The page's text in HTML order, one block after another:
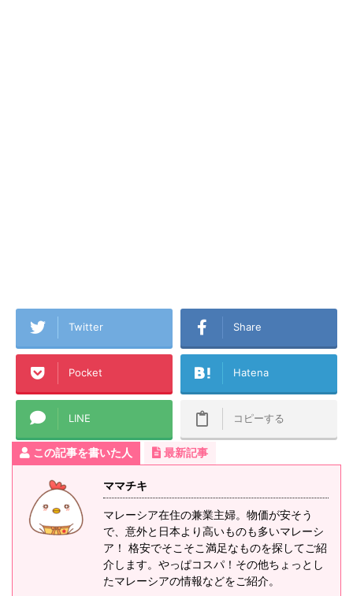
Twitter Share
Pocket Hatena
LINE コピーする
この記事を書いた人 最新記事
ママチキ
マレーシア在住の兼業主婦。物価が安そう
で、意外と日本より高いものも多いマレーシ
ア！ 格安でそこそこ満足なものを探してご紹
介します。やっぱコスパ！その他ちょっとし
たマレーシアの情報などをご紹介。